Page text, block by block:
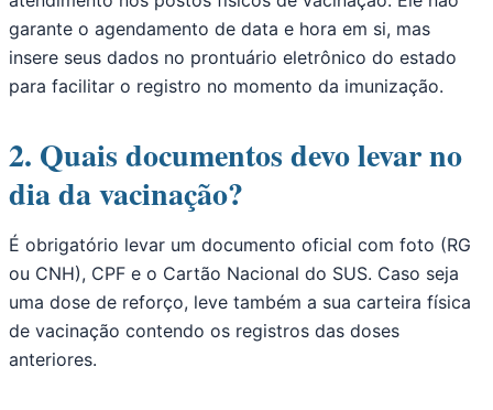
garante o agendamento de data e hora em si, mas
insere seus dados no prontuário eletrônico do estado
para facilitar o registro no momento da imunização.
2. Quais documentos devo levar no
dia da vacinação?
É obrigatório levar um documento oficial com foto (RG
ou CNH), CPF e o Cartão Nacional do SUS. Caso seja
uma dose de reforço, leve também a sua carteira física
de vacinação contendo os registros das doses
anteriores.